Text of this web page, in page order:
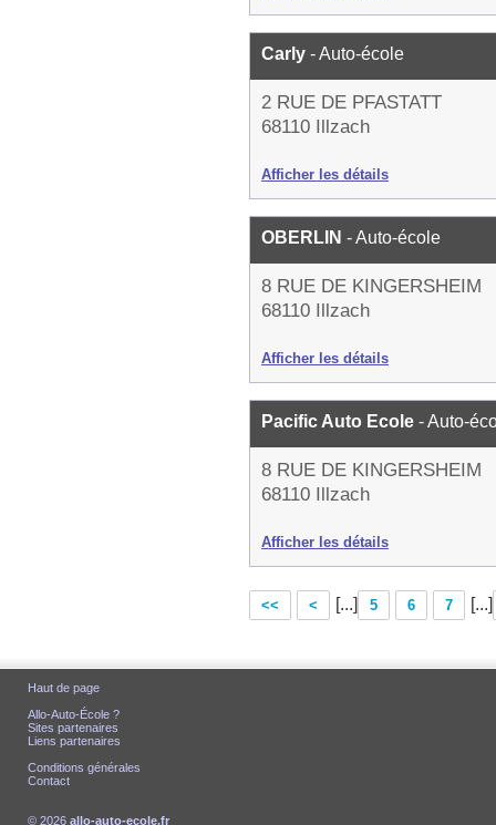
Carly - Auto-école
2 RUE DE PFASTATT
68110 Illzach
Afficher les détails
OBERLIN - Auto-école
8 RUE DE KINGERSHEIM
68110 Illzach
Afficher les détails
Pacific Auto Ecole - Auto-
8 RUE DE KINGERSHEIM
68110 Illzach
Afficher les détails
<< < [...] 5 6 7 [...]
Haut de page
Allo-Auto-École ?
Sites partenaires
Liens partenaires
Conditions générales
Contact
© 2026 allo-auto-ecole.fr